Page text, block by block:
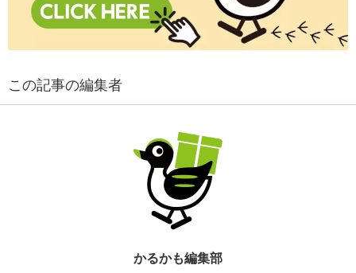
この記事の編集者
かるかも編集部